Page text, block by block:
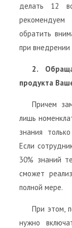
делать 12
обратить
при внедрении
2.
продукта
Причем
лишь
знания
Если
30% знаний
сможет
полной мере.
При этом,
нужно